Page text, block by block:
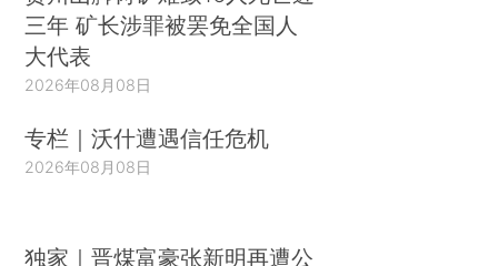
三年 矿长涉罪被罢免全国人
大代表
2026年08月08日
专栏｜沃什遭遇信任危机
2026年08月08日
独家｜晋煤富豪张新明再遭公